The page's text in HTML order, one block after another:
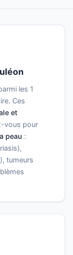
les 1
Ces
et
vous pour
peau :
tumeurs